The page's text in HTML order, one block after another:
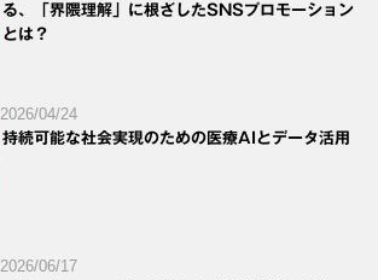
る、「界隈理解」に根ざしたSNSプロモーション
とは？
2026/04/24
持続可能な社会実現のための医療AIとデータ活用
2026/06/17